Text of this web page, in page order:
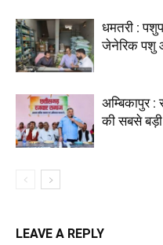
धमतरी :
जेनेरिक पशु
अम्बिकापुर
की सबसे
LEAVE A REPLY